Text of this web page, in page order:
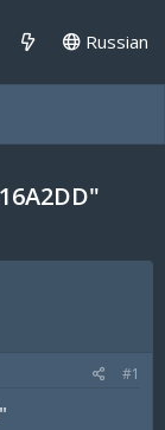
Russian
#1